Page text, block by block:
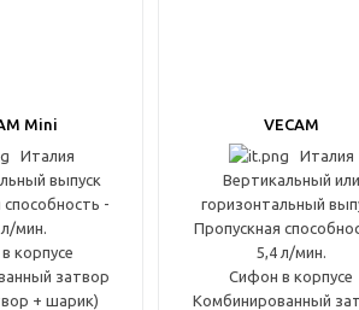
Mini
Италия
выпуск
способность -
л/мин.
корпусе
затвор
+ шарик)
VECAM
Италия
Вертикальный или
горизонтальный
Пропускная
5,4 л/мин.
Сифон в корпусе
Комбинированный